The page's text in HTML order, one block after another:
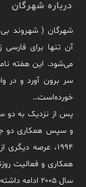
درباره شهرگان
شهرگان ( شهروند
آن تنها برای فارسی
سر برون آورد و در
خورده‌است…
پس از نزدیک به دو
و سپس همکاری دو
۱۹۹۴، عرصه
همکاری و فعالیت
سال ۲۰۰۵ ادامه داشته است.